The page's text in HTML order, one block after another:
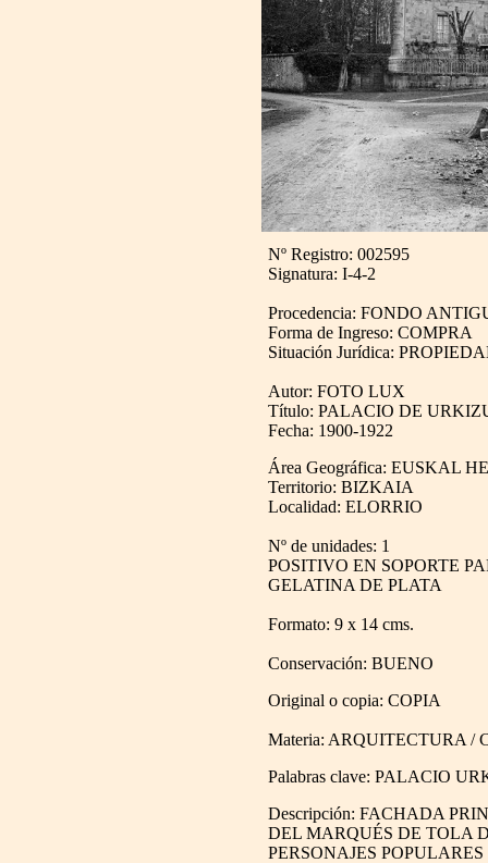
Nº Registro: 002595
Signatura: I-4-2
Procedencia: FONDO
Forma de Ingreso: COMPRA
Situación Jurídica:
Autor: FOTO LUX
Título: PALACIO DE
Fecha: 1900-1922
Área Geográfica: EUSKAL
Territorio: BIZKAIA
Localidad: ELORRIO
Nº de unidades: 1
POSITIVO EN SOPORTE
GELATINA DE PLATA
Formato: 9 x 14 cms.
Conservación: BUENO
Original o copia: COPIA
Materia: ARQUITECTURA /
Palabras clave: PALACIO
Descripción: FACHADA
DEL MARQUÉS DE TOLA
PERSONAJES